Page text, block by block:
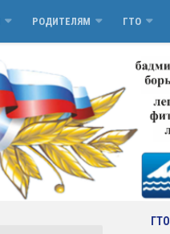
РОДИТЕЛЯМ ГТО
ГТО